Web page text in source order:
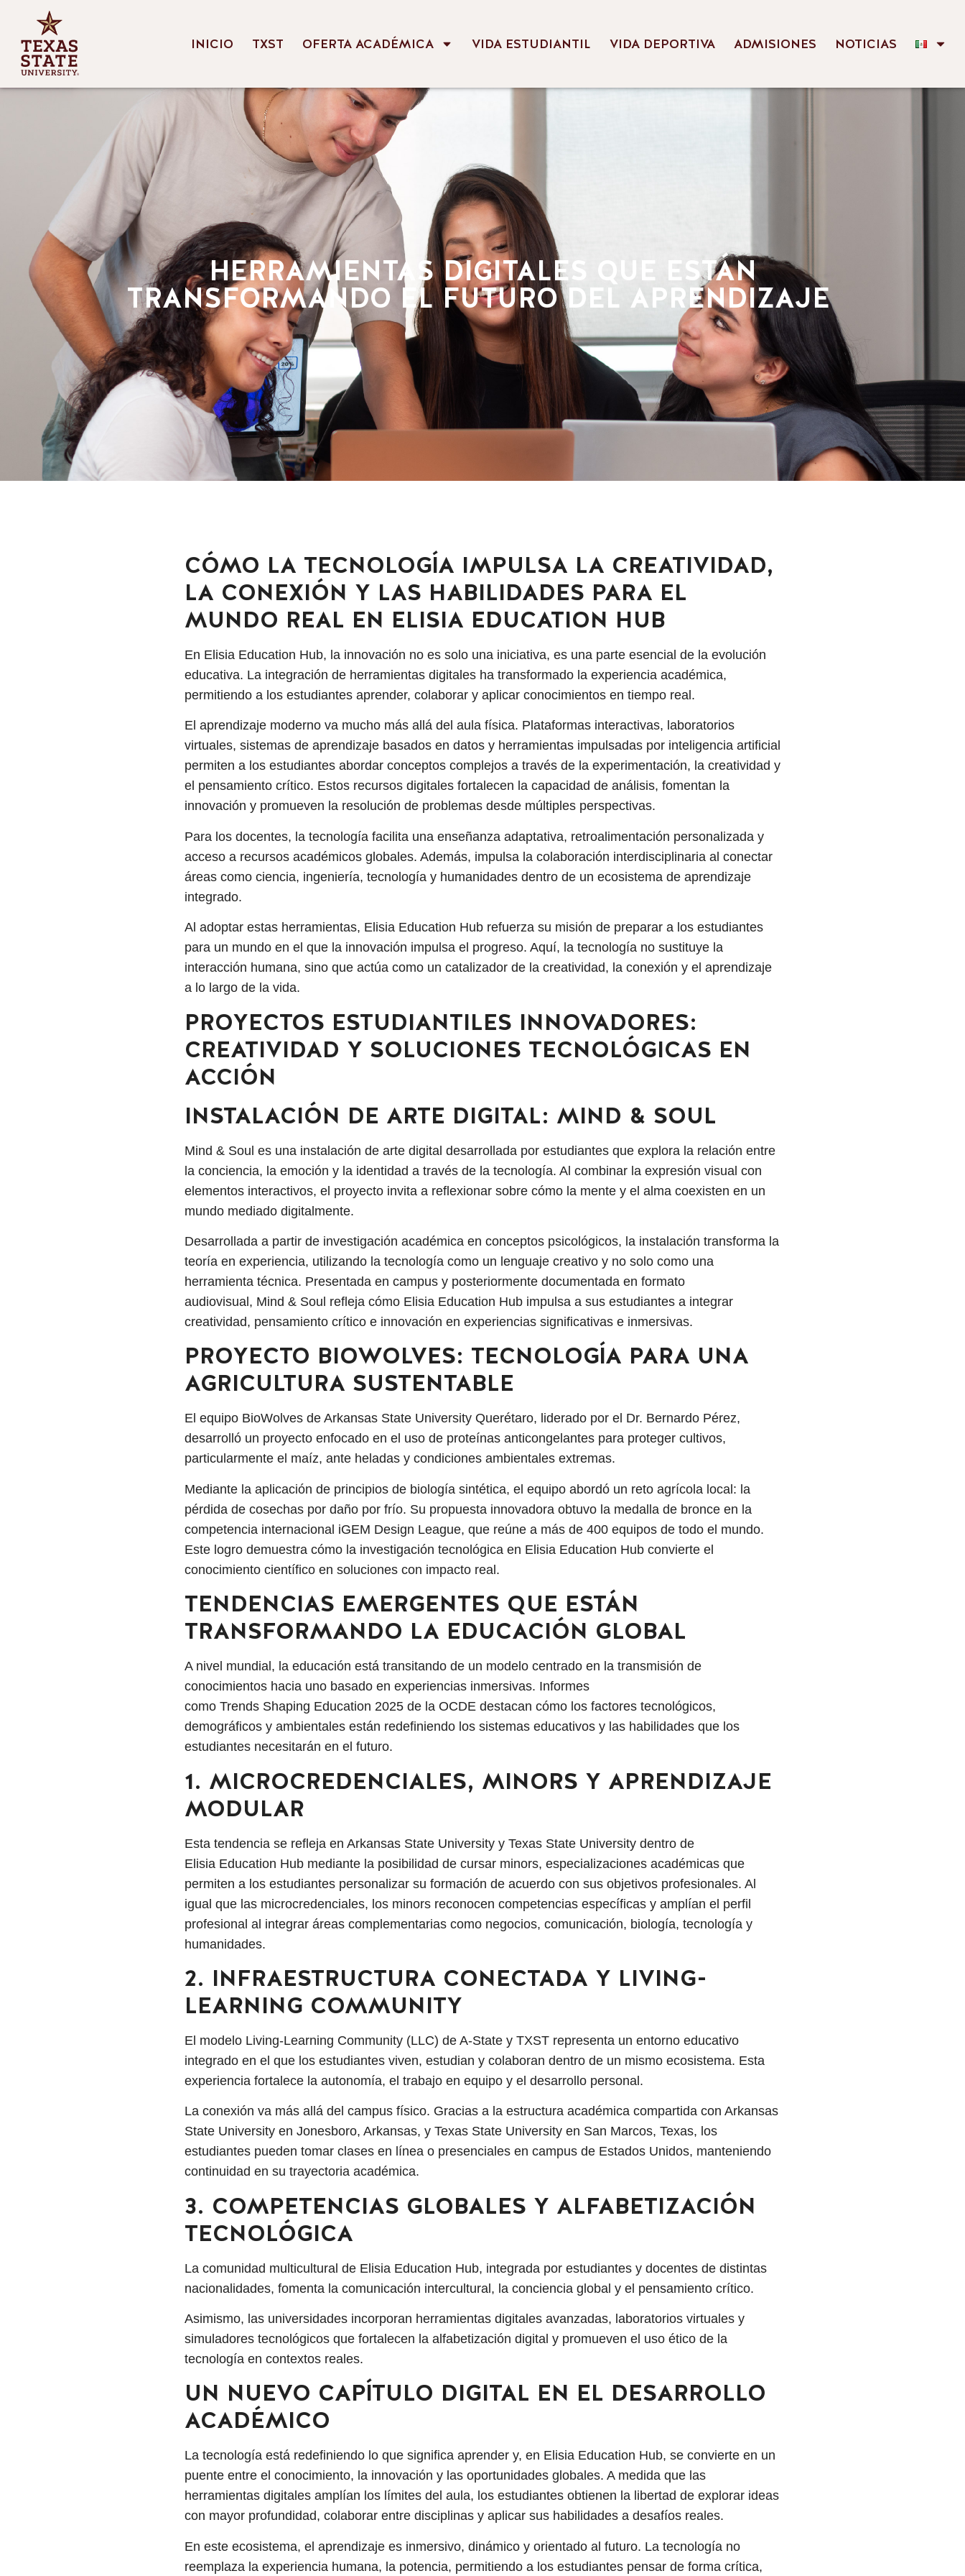
INICIO TXST OFERTA ACADÉMICA VIDA ESTUDIANTIL VIDA DEPORTIVA ADMISIONES NOTICIAS
HERRAMIENTAS DIGITALES QUE ESTÁN
TRANSFORMANDO EL FUTURO DEL APRENDIZAJE
CÓMO LA TECNOLOGÍA IMPULSA LA CREATIVIDAD,
LA CONEXIÓN Y LAS HABILIDADES PARA EL
MUNDO REAL EN ELISIA EDUCATION HUB
En Elisia Education Hub, la innovación no es solo una iniciativa, es una parte esencial de la evolución
educativa. La integración de herramientas digitales ha transformado la experiencia académica,
permitiendo a los estudiantes aprender, colaborar y aplicar conocimientos en tiempo real.
El aprendizaje moderno va mucho más allá del aula física. Plataformas interactivas, laboratorios
virtuales, sistemas de aprendizaje basados en datos y herramientas impulsadas por inteligencia artificial
permiten a los estudiantes abordar conceptos complejos a través de la experimentación, la creatividad y
el pensamiento crítico. Estos recursos digitales fortalecen la capacidad de análisis, fomentan la
innovación y promueven la resolución de problemas desde múltiples perspectivas.
Para los docentes, la tecnología facilita una enseñanza adaptativa, retroalimentación personalizada y
acceso a recursos académicos globales. Además, impulsa la colaboración interdisciplinaria al conectar
áreas como ciencia, ingeniería, tecnología y humanidades dentro de un ecosistema de aprendizaje
integrado.
Al adoptar estas herramientas, Elisia Education Hub refuerza su misión de preparar a los estudiantes
para un mundo en el que la innovación impulsa el progreso. Aquí, la tecnología no sustituye la
interacción humana, sino que actúa como un catalizador de la creatividad, la conexión y el aprendizaje
a lo largo de la vida.
PROYECTOS ESTUDIANTILES INNOVADORES:
CREATIVIDAD Y SOLUCIONES TECNOLÓGICAS EN
ACCIÓN
INSTALACIÓN DE ARTE DIGITAL: MIND & SOUL
Mind & Soul es una instalación de arte digital desarrollada por estudiantes que explora la relación entre
la conciencia, la emoción y la identidad a través de la tecnología. Al combinar la expresión visual con
elementos interactivos, el proyecto invita a reflexionar sobre cómo la mente y el alma coexisten en un
mundo mediado digitalmente.
Desarrollada a partir de investigación académica en conceptos psicológicos, la instalación transforma la
teoría en experiencia, utilizando la tecnología como un lenguaje creativo y no solo como una
herramienta técnica. Presentada en campus y posteriormente documentada en formato
audiovisual, Mind & Soul refleja cómo Elisia Education Hub impulsa a sus estudiantes a integrar
creatividad, pensamiento crítico e innovación en experiencias significativas e inmersivas.
PROYECTO BIOWOLVES: TECNOLOGÍA PARA UNA
AGRICULTURA SUSTENTABLE
El equipo BioWolves de Arkansas State University Querétaro, liderado por el Dr. Bernardo Pérez,
desarrolló un proyecto enfocado en el uso de proteínas anticongelantes para proteger cultivos,
particularmente el maíz, ante heladas y condiciones ambientales extremas.
Mediante la aplicación de principios de biología sintética, el equipo abordó un reto agrícola local: la
pérdida de cosechas por daño por frío. Su propuesta innovadora obtuvo la medalla de bronce en la
competencia internacional iGEM Design League, que reúne a más de 400 equipos de todo el mundo.
Este logro demuestra cómo la investigación tecnológica en Elisia Education Hub convierte el
conocimiento científico en soluciones con impacto real.
TENDENCIAS EMERGENTES QUE ESTÁN
TRANSFORMANDO LA EDUCACIÓN GLOBAL
A nivel mundial, la educación está transitando de un modelo centrado en la transmisión de
conocimientos hacia uno basado en experiencias inmersivas. Informes
como Trends Shaping Education 2025 de la OCDE destacan cómo los factores tecnológicos,
demográficos y ambientales están redefiniendo los sistemas educativos y las habilidades que los
estudiantes necesitarán en el futuro.
1. MICROCREDENCIALES, MINORS Y APRENDIZAJE
MODULAR
Esta tendencia se refleja en Arkansas State University y Texas State University dentro de
Elisia Education Hub mediante la posibilidad de cursar minors, especializaciones académicas que
permiten a los estudiantes personalizar su formación de acuerdo con sus objetivos profesionales. Al
igual que las microcredenciales, los minors reconocen competencias específicas y amplían el perfil
profesional al integrar áreas complementarias como negocios, comunicación, biología, tecnología y
humanidades.
2. INFRAESTRUCTURA CONECTADA Y LIVING-
LEARNING COMMUNITY
El modelo Living-Learning Community (LLC) de A-State y TXST representa un entorno educativo
integrado en el que los estudiantes viven, estudian y colaboran dentro de un mismo ecosistema. Esta
experiencia fortalece la autonomía, el trabajo en equipo y el desarrollo personal.
La conexión va más allá del campus físico. Gracias a la estructura académica compartida con Arkansas
State University en Jonesboro, Arkansas, y Texas State University en San Marcos, Texas, los
estudiantes pueden tomar clases en línea o presenciales en campus de Estados Unidos, manteniendo
continuidad en su trayectoria académica.
3. COMPETENCIAS GLOBALES Y ALFABETIZACIÓN
TECNOLÓGICA
La comunidad multicultural de Elisia Education Hub, integrada por estudiantes y docentes de distintas
nacionalidades, fomenta la comunicación intercultural, la conciencia global y el pensamiento crítico.
Asimismo, las universidades incorporan herramientas digitales avanzadas, laboratorios virtuales y
simuladores tecnológicos que fortalecen la alfabetización digital y promueven el uso ético de la
tecnología en contextos reales.
UN NUEVO CAPÍTULO DIGITAL EN EL DESARROLLO
ACADÉMICO
La tecnología está redefiniendo lo que significa aprender y, en Elisia Education Hub, se convierte en un
puente entre el conocimiento, la innovación y las oportunidades globales. A medida que las
herramientas digitales amplían los límites del aula, los estudiantes obtienen la libertad de explorar ideas
con mayor profundidad, colaborar entre disciplinas y aplicar sus habilidades a desafíos reales.
En este ecosistema, el aprendizaje es inmersivo, dinámico y orientado al futuro. La tecnología no
reemplaza la experiencia humana, la potencia, permitiendo a los estudiantes pensar de forma crítica,